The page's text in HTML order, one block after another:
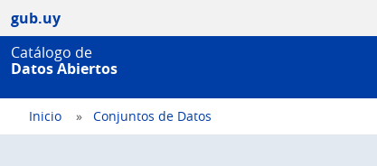
gub.uy
Catálogo de
Datos Abiertos
Inicio Conjuntos de Datos